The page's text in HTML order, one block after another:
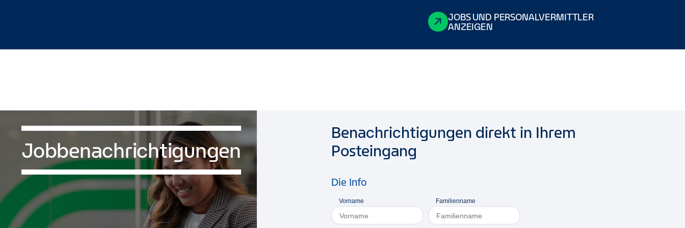
JOBS UND PERSONALVERMITTLER
ANZEIGEN
Jobbenachrichtigungen
Benachrichtigungen direkt in Ihrem
Posteingang
Die Info
Vorname Familienname